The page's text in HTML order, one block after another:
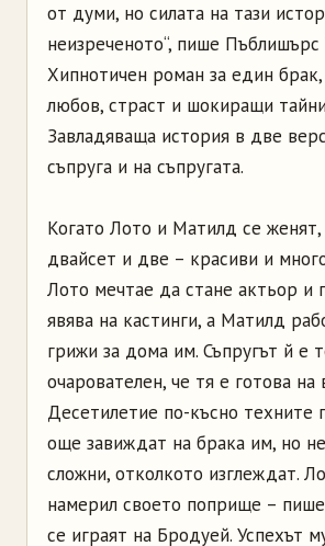
от думи, но силата на тази
неизреченото“, пише Пъблишърс
Хипнотичен роман за един брак,
любов, страст и шокиращи
Завладяваща история в две
съпруга и на съпругата.
Когато Лото и Матилд сe женят,
двайсет и две – красиви и
Лото мечтае да стане актьор и
явява на кастинги, а Матилд
грижи за дома им. Съпругът й е
очарователен, че тя е готова на
Десетилетие по-късно техните
още завиждат на брака им, но
сложни, отколкото изглеждат.
намерил своето поприще –
се играят на Бродуей. Успехът